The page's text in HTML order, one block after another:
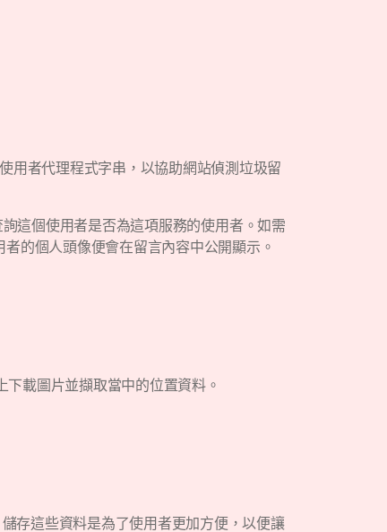
用者代理程式字串，以協助網站偵測垃圾留
這個使用者是否為這項服務的使用者。如需
的個人頭像便會在留言內容中公開顯示。
載圖片並擷取當中的位置資料。
存這些資料是為了使用者更加方便，以便讓